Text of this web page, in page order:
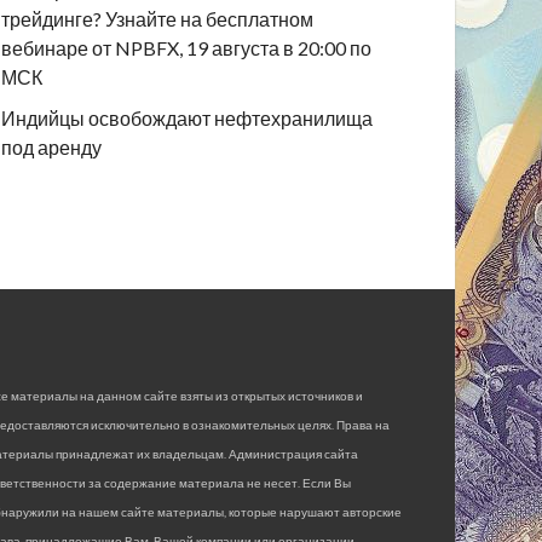
трейдинге? Узнайте на бесплатном
вебинаре от NPBFX, 19 августа в 20:00 по
МСК
Индийцы освобождают нефтехранилища
под аренду
материалы на данном сайте взяты из открытых источников и
исключительно в ознакомительных целях. Права на
принадлежат их владельцам. Администрация сайта
за содержание материала не несет. Если Вы
на нашем сайте материалы, которые нарушают авторские